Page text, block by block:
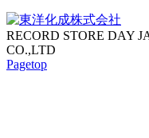
RECORD STORE DAY
CO.,LTD
Pagetop